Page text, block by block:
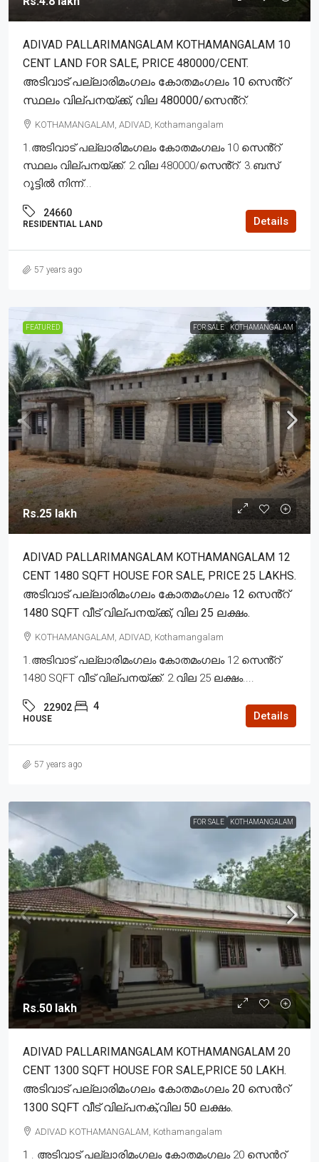
ADIVAD PALLARIMANGALAM KOTHAMANGALAM 10
CENT LAND FOR SALE, PRICE 480000/CENT.
അടിവാട് പല്ലാരിമംഗലം കോതമംഗലം 10 സെൻ്റ്
സ്ഥലം വില്പനയ്ക്ക്, വില 480000/സെൻ്റ്.
KOTHAMANGALAM, ADIVAD, Kothamangalam
1.അടിവാട് പല്ലാരിമംഗലം കോതമംഗലം 10 സെൻ്റ്
സ്ഥലം വില്പനയ്ക്ക്. 2.വില 480000/സെൻ്റ്. 3.ബസ്
റൂട്ടിൽ നിന്ന്...
24660
RESIDENTIAL LAND Details
57 years ago
FEATURED FOR SALE KOTHAMANGALAM
Rs.25 lakh
ADIVAD PALLARIMANGALAM KOTHAMANGALAM 12
CENT 1480 SQFT HOUSE FOR SALE, PRICE 25 LAKHS.
അടിവാട് പല്ലാരിമംഗലം കോതമംഗലം 12 സെൻ്റ്
1480 SQFT വീട് വില്പനയ്ക്ക്, വില 25 ലക്ഷം.
KOTHAMANGALAM, ADIVAD, Kothamangalam
1.അടിവാട് പല്ലാരിമംഗലം കോതമംഗലം 12 സെൻ്റ്
1480 SQFT വീട് വില്പനയ്ക്ക്. 2.വില 25 ലക്ഷം....
22902 4
HOUSE Details
57 years ago
FOR SALE KOTHAMANGALAM
Rs.50 lakh
ADIVAD PALLARIMANGALAM KOTHAMANGALAM 20
CENT 1300 SQFT HOUSE FOR SALE,PRICE 50 LAKH.
അടിവാട് പല്ലാരിമംഗലം കോതമംഗലം 20 സെൻറ്
1300 SQFT വീട് വില്പനക്,വില 50 ലക്ഷം.
ADIVAD KOTHAMANGALAM, Kothamangalam
1 . അടിവാട് പല്ലാരിമംഗലം കോതമംഗലം 20 സെൻറ്